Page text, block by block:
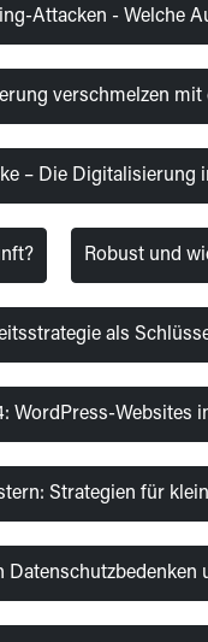
Attacken - Welche
verschmelzen
– Die Digitalisierung
Robust und
als
WordPress-
Strategien für